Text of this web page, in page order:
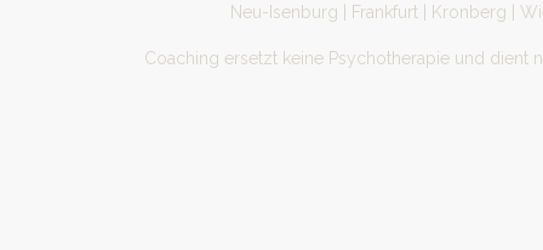
Neu-Isenburg | Frankfurt | Kronberg |
Coaching ersetzt keine Psychotherapie und dient